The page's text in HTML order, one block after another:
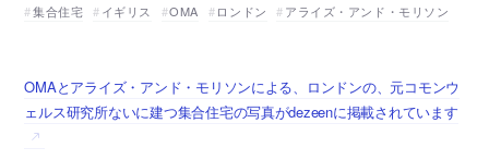
集合住宅
イギリス OMA ロンドン アライズ・アンド・モリソン
OMAとアライズ・アンド・モリソンによる、ロンドンの、元コモンウ
ェルス研究所ないに建つ集合住宅の写真がdezeenに掲載されています